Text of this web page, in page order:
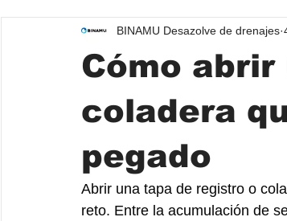
Servicios de desazolve
Cómo
coladera
pegado
BINAMU Desazolve de drenajes
Abrir una tapa de registro o
reto. Entre la acumulación de